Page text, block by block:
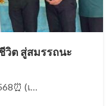
ต สู่สมรรถนะ
(เ…